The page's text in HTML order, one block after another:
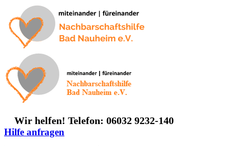
Inhalt
springen
Wir helfen! Telefon: 06032 9232-140
Hilfe anfragen